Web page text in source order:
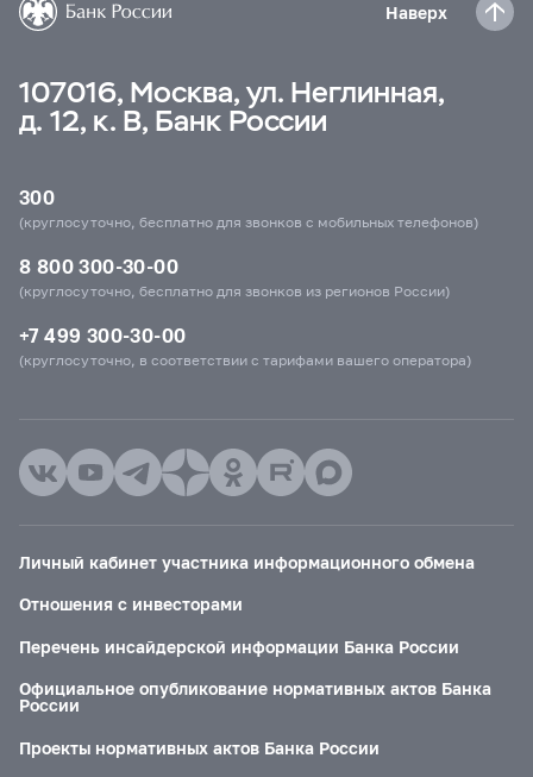
Наверх
107016, Москва, ул. Неглинная,
д. 12, к. В, Банк России
300
(круглосуточно, бесплатно для звонков с мобильных телефонов)
8 800 300-30-00
(круглосуточно, бесплатно для звонков из регионов России)
+7 499 300-30-00
(круглосуточно, в соответствии с тарифами вашего оператора)
Личный кабинет участника информационного обмена
Отношения с инвесторами
Перечень инсайдерской информации Банка России
Официальное опубликование нормативных актов Банка
России
Проекты нормативных актов Банка России